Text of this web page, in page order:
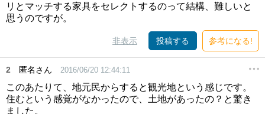
リとマッチする家具をセレクトするのって結構、難しいと
思うのですが。
非表示 投稿する 参考になる!
2 匿名さん 2016/06/20 12:44:11
このあたりて、地元民からすると観光地という感じです。
住むという感覚がなかったので、土地があったの？と驚き
ました。